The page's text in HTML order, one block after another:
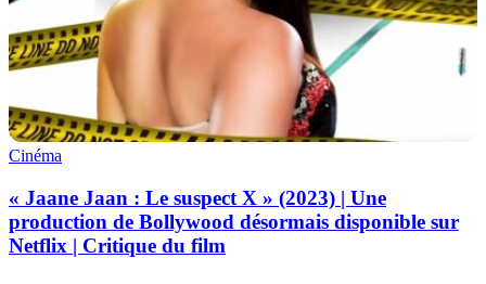
Cinéma
« Jaane Jaan : Le suspect X » (2023) | Une
production de Bollywood désormais disponible sur
Netflix | Critique du film